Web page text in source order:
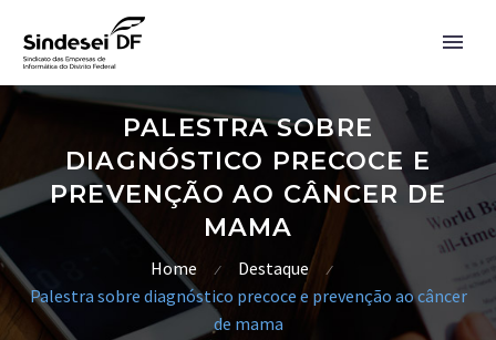
PALESTRA SOBRE
DIAGNÓSTICO PRECOCE E
PREVENÇÃO AO CÂNCER DE
MAMA
Home
Destaque
Palestra sobre diagnóstico precoce e prevenção ao câncer
de mama